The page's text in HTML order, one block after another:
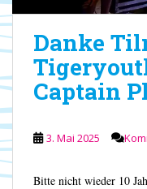
Danke
Captain
3. Mai 2025
Bitte nicht wieder 10